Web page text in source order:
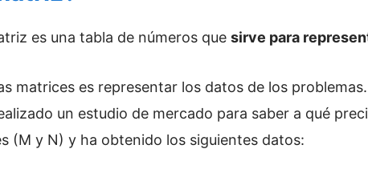
es una tabla de números quesirve para
matrices es representar los datos de los
un estudio de mercado para saber a qué
(M y N) y ha obtenido los siguientes datos: